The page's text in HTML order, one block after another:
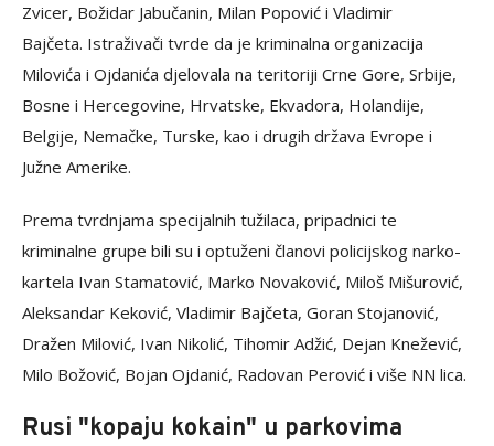
Zvicer, Božidar Jabučanin, Milan Popović i Vladimir
Bajčeta. Istraživači tvrde da je kriminalna organizacija
Milovića i Ojdanića djelovala na teritoriji Crne Gore, Srbije,
Bosne i Hercegovine, Hrvatske, Ekvadora, Holandije,
Belgije, Nemačke, Turske, kao i drugih država Evrope i
Južne Amerike.
Prema tvrdnjama specijalnih tužilaca, pripadnici te
kriminalne grupe bili su i optuženi članovi policijskog narko-
kartela Ivan Stamatović, Marko Novaković, Miloš Mišurović,
Aleksandar Keković, Vladimir Bajčeta, Goran Stojanović,
Dražen Milović, Ivan Nikolić, Tihomir Adžić, Dejan Knežević,
Milo Božović, Bojan Ojdanić, Radovan Perović i više NN lica.
Rusi "kopaju kokain" u parkovima